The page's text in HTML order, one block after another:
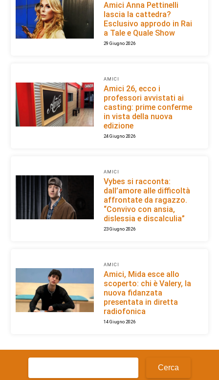
Amici Anna Pettinelli
lascia la cattedra?
Esclusivo approdo in Rai
a Tale e Quale Show
29 Giugno 2026
AMICI
Amici 26, ecco i
professori avvistati ai
casting: prime conferme
in vista della nuova
edizione
24 Giugno 2026
AMICI
Vybes si racconta:
dall’amore alle difficoltà
affrontate da ragazzo.
“Convivo con ansia,
dislessia e discalculia”
23 Giugno 2026
AMICI
Amici, Mida esce allo
scoperto: chi è Valery, la
nuova fidanzata
presentata in diretta
radiofonica
14 Giugno 2026
Ricerca